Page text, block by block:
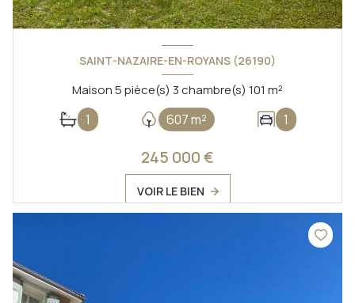
SAINT-NAZAIRE-EN-ROYANS (26190)
Maison 5 pièce(s) 3 chambre(s) 101 m²
1 607 m² 1
245 000 €
VOIR LE BIEN